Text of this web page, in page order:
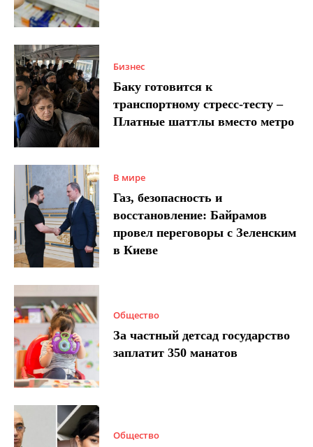
Бизнес
Баку готовится к
транспортному стресс-тесту –
Платные шаттлы вместо метро
В мире
Газ, безопасность и
восстановление: Байрамов
провел переговоры с Зеленским
в Киеве
Общество
За частный детсад государство
заплатит 350 манатов
Общество